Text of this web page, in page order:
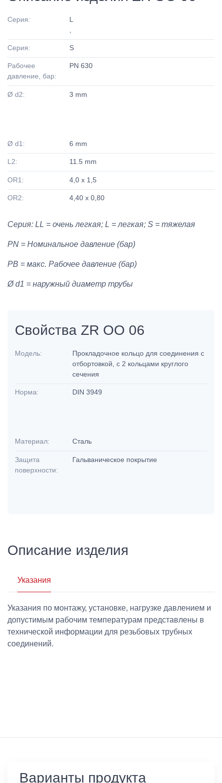
Серия:
L
Серия: S
Рабочее
давление, бар:
PN 630
Ø d2: 3 mm
Ø d1: 6 mm
L2: 11.5 mm
OR1: 4,0 x 1,5
OR2: 4,40 x 0,80
Серия: LL = очень легкая; L = легкая; S = тяжелая
PN = Номинальное давление (бар)
PB = макс. Рабочее давление (бар)
Ø d1 = наружный диаметр трубы
Свойства ZR OO 06
Модель:
Прокладочное кольцо для соединения с
отбортовкой, с 2 кольцами круглого
сечения
Норма: DIN 3949
Материал: Сталь
Защита
поверхности:
Гальваническое покрытие
Описание изделия
Указания
Указания по монтажу, установке, нагрузке давлением и
допустимым рабочим температурам представлены в
технической информации для резьбовых трубных
соединений.
Варианты продукта